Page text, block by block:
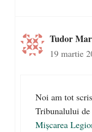
Tudor
19 martie
Noi am tot
Tribunalului
Mișcarea